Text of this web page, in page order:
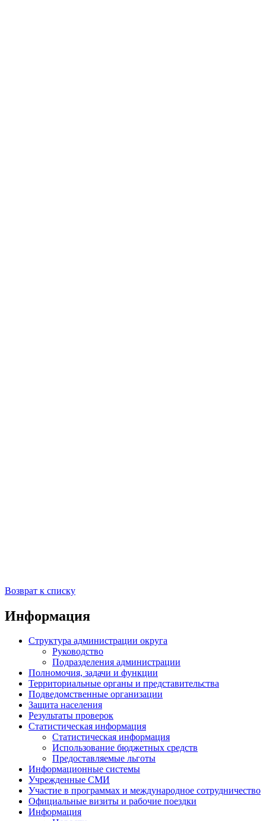
Возврат к списку
Информация
Структура администрации округа
Руководство
Подразделения администрации
Полномочия, задачи и функции
Территориальные органы и представительства
Подведомственные организации
Защита населения
Результаты проверок
Статистическая информация
Статистическая информация
Использование бюджетных средств
Предоставляемые льготы
Информационные системы
Учрежденные СМИ
Участие в программах и международное сотрудничество
Официальные визиты и рабочие поездки
Информация